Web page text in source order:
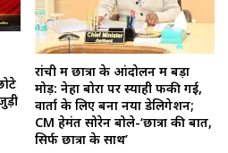
रांची में छात्रों के आंदोलन में बड़ा
मोड़: नेहा बोरा पर स्याही फेंकी गई,
वार्ता के लिए बना नया डेलिगेशन;
CM हेमंत सोरेन बोले-‘छात्रों की बात,
सिर्फ छात्रों के साथ’